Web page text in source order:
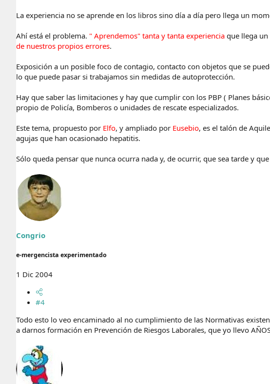
La experiencia no se aprende en los libros sino día a día pero llega un
Ahí está el problema. " Aprendemos" tanta y tanta experiencia que llega
de nuestros propios errores.
Exposición a un posible foco de contagio, contacto con objetos que se
lo que puede pasar si trabajamos sin medidas de autoprotección.
Hay que saber las limitaciones y hay que cumplir con los PBP ( Planes
propio de Policía, Bomberos o unidades de rescate especializados.
Este tema, propuesto por Elfo, y ampliado por Eusebio, es el talón de
agujas que han ocasionado hepatitis.
Sólo queda pensar que nunca ocurra nada y, de ocurrir, que sea tarde y
Congrio
e-mergencista experimentado
1 Dic 2004
#4
Todo esto lo veo encaminado al no cumplimiento de las Normativas
a darnos formación en Prevención de Riesgos Laborales, que yo llevo